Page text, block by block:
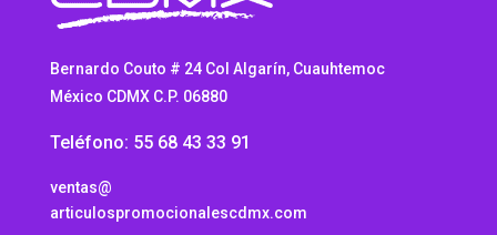
Bernardo Couto # 24 Col Algarín, Cuauhtemoc
México CDMX C.P. 06880
Teléfono: 55 68 43 33 91
ventas@
articulospromocionalescdmx.com